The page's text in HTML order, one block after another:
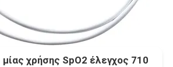
χρήσης SpO2 έλεγχος 710